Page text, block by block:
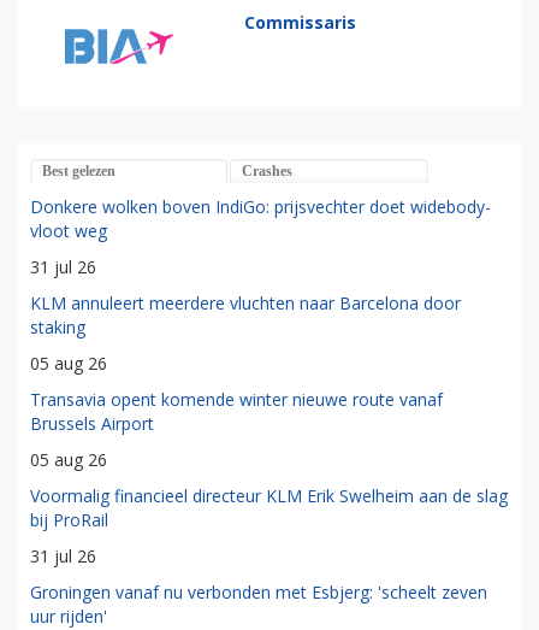
Commissaris
Best gelezen Crashes
Donkere wolken boven IndiGo: prijsvechter doet widebody-
vloot weg
31 jul 26
KLM annuleert meerdere vluchten naar Barcelona door
staking
05 aug 26
Transavia opent komende winter nieuwe route vanaf
Brussels Airport
05 aug 26
Voormalig financieel directeur KLM Erik Swelheim aan de slag
bij ProRail
31 jul 26
Groningen vanaf nu verbonden met Esbjerg: 'scheelt zeven
uur rijden'